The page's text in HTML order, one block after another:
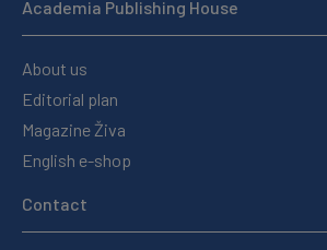
Academia Publishing House
About us
Editorial plan
Magazine Živa
English e-shop
Contact